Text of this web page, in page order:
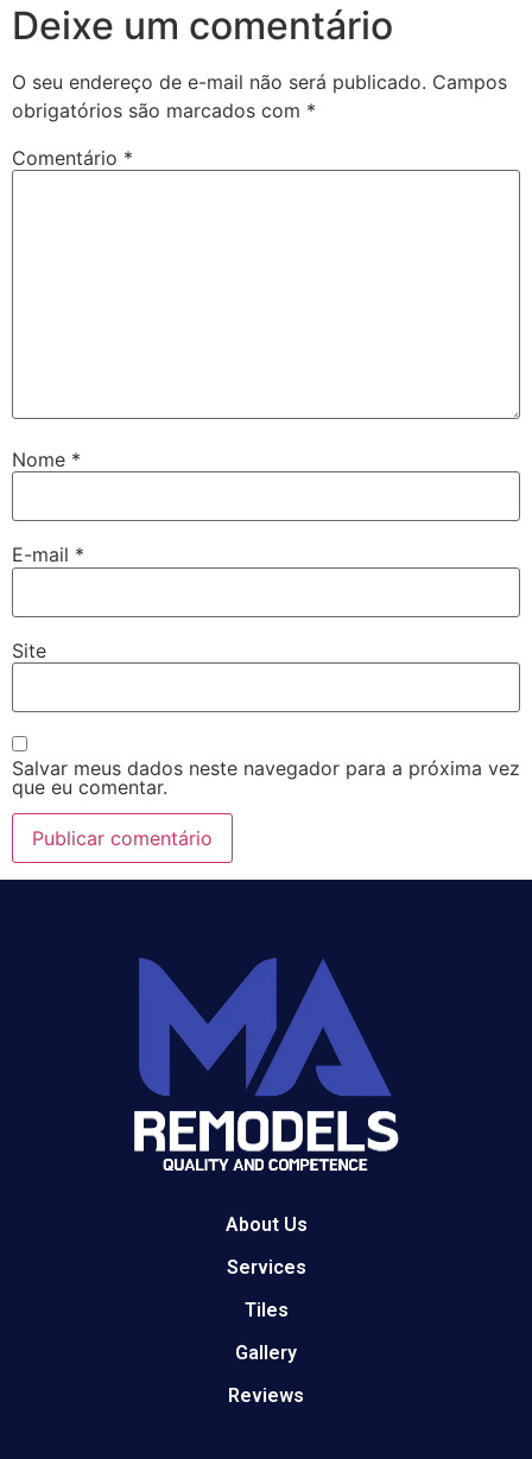
Deixe um comentário
O seu endereço de e-mail não será publicado. Campos
obrigatórios são marcados com *
Comentário *
Nome *
E-mail *
Site
Salvar meus dados neste navegador para a próxima vez
que eu comentar.
About Us
Services
Tiles
Gallery
Reviews